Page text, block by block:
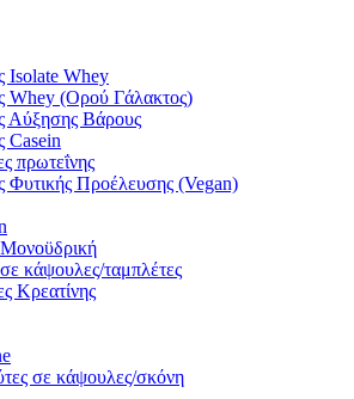
Isolate Whey
Whey (Ορού Γάλακτος)
Αύξησης Βάρους
Casein
πρωτεΐνης
Φυτικής Προέλευσης (Vegan)
κάψουλες/ταμπλέτες
Κρεατίνης
σε κάψουλες/σκόνη